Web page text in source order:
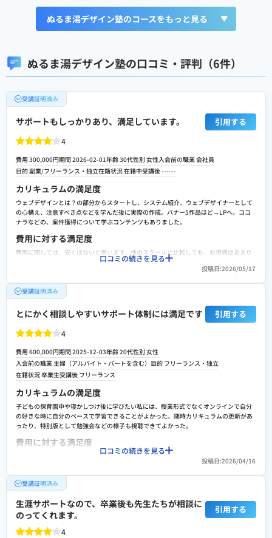
ぬるま湯デザイン塾のコースをもっと見る
ぬるま湯デザイン塾の口コミ・評判（6件）
受講証明済み
サポートもしっかりあり、満足しています。 引用する
4
費用 300,000円期間 2026-02-01年齢 30代性別 女性入会前の職業 会社員
目的 副業/フリーランス・独立在籍状況 在籍中受講後 ------
カリキュラムの満足度
ウェブデザインとは？の部分からスタートし、システム紹介、ウェブデザイナーとして
の心構え、注意すべき点などを学んだ後に実際の作成。バナー5作品ほど→LPへ。ココ
ナラなどの、案件獲得について学ぶコンテンツもありました。
費用に対する満足度
費用に関しては、安くはないと思います。他のスクールと比較しても、お得感はあまり
ありません。ただ、集団で無く個人でしっかり学べる、一人一人にエキスパート講師が
つき相談に乗ってくれるのでこのくらいの費用はかかるかなと思います。
転職や就職/副業・独立サポートの満足度
案件紹介やお仕事確保の保証制度といったようなもののサポートは、特に目立ったもの
はありませんが、担当として一人一人についてくれるエキスパート講師より、実務案件
の添削もしていただくサポートはとてもありがたかったです。
スクールへの改善ポイント
一人一人についてくれるエキスパート講師について、とても感じが良く指示も的確、前
向きな言葉をくれるなど良い先生なのですが、なんせ返信が遅く、そのことでカリキュ
ラムが進められないと言った時もありました。返信時間について改善してもらえると助
かるなと思いました。
検討者向けにおすすめポイント
講師たちによる特別講座やイベントも頻繁に開催しており、熱意を持って指導してくれ
ると感じます。全て参加することは難しいですが、取捨選択して学べると良いと思いま
す。
口コミの続きを見る
投稿日:2026/05/17
受講証明済み
とにかく相談しやすいサポート体制には満足です 引用する
4
費用 600,000円期間 2025-12-03年齢 20代性別 女性
入会前の職業 主婦（アルバイト・パートを含む） 目的 フリーランス・独立
在籍状況 卒業生受講後 フリーランス
カリキュラムの満足度
子どもの保育園中や寝かしつけ後に学びたい私には、授業形式でなくオンラインで自分
の好きな時に自分のペースで学習できることがよかった。随時カリキュラムの更新があ
ったり、特別版として勉強会などの様子も視聴できてよかった。
費用に対する満足度
費用面がいちばんネックではある、高い。一主婦がぽんと出せる金額ではない。条件を
クリアすると生涯サポートとなるのは魅力だが、高いと思う。ただ、絶対に成果を出す
ぞとスイッチは入るし、必死に回収を目標に作業に取り組んでいます。
転職や就職/副業・独立サポートの満足度
提案の仕方や請求書の書き方などを教えてくれるページもあるし、講師の先生に聞くと
優しくアドバイスをくれるため頼れる存在となっています。講師の先生の紹介で、ココ
ナラの買取もしてくださり実績に繋がっています。
口コミの続きを見る
投稿日:2026/04/16
受講証明済み
生涯サポートなので、卒業後も先生たちが相談に
のってくれます。
引用する
4